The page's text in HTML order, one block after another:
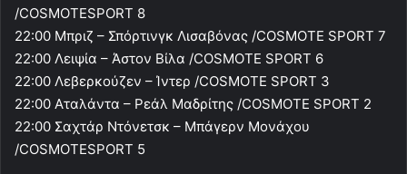
/COSMOTESPORT 8
22:00 Μπριζ – Σπόρτινγκ Λισαβόνας /COSMOTE SPORT 7
22:00 Λειψία – Άστον Βίλα /COSMOTE SPORT 6
22:00 Λεβερκούζεν – Ίντερ /COSMOTE SPORT 3
22:00 Αταλάντα – Ρεάλ Μαδρίτης /COSMOTE SPORT 2
22:00 Σαχτάρ Ντόνετσκ – Μπάγερν Μονάχου
/COSMOTESPORT 5